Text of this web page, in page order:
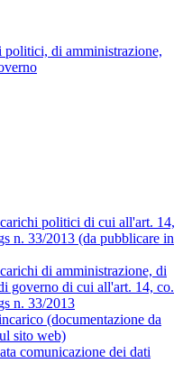
di amministrazione,
politici di cui all'art. 14,
n. 33/2013 (da pubblicare in
di amministrazione, di
governo di cui all'art. 14, co.
n. 33/2013
(documentazione da
sito web)
comunicazione dei dati